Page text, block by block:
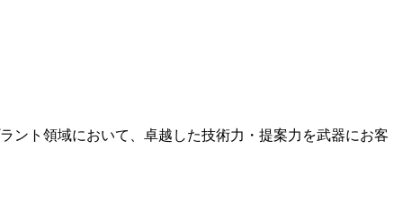
ント領域において、卓越した技術力・提案力を武器にお客